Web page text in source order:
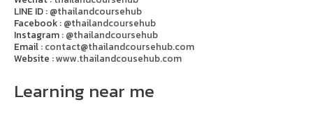
LINE ID : @thailandcoursehub
Facebook : @thailandcoursehub
Instagram : @thailandcoursehub
Email : contact@thailandcoursehub.com
Website :www.thailandcousehub.com
Learning near me